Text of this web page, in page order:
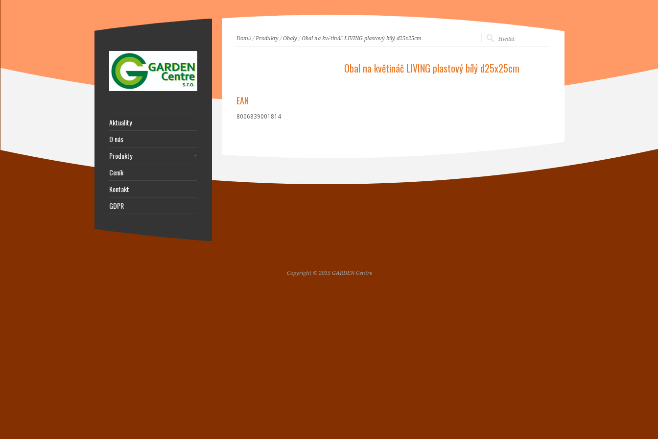
Domů /Produkty/Obaly/Obal na květináč LIVING plastový bílý d25x25cm
Obal na květináč LIVING plastový bílý d25x25cm
EAN
8006839001814
Aktuality
O nás
Produkty
Ceník
Kontakt
GDPR
Copyright © 2015 GARDEN Centre